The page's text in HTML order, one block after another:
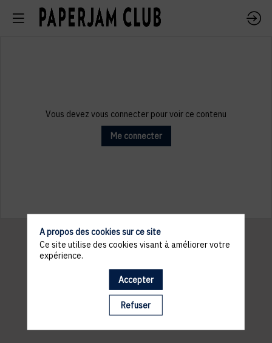
Vous devez vous connecter pour voir ce contenu
Me connecter
Informations
pratiques
A propos des cookies sur ce site
Ce site utilise des cookies visant à améliorer votre
expérience.
Accepter
Refuser